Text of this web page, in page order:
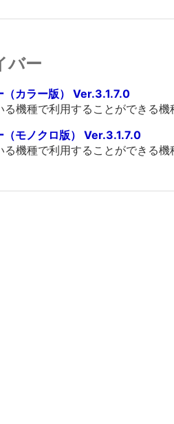
バー
（カラー版） Ver.3.1.7.0
る機種で利用することができる
（モノクロ版） Ver.3.1.7.0
る機種で利用することができる